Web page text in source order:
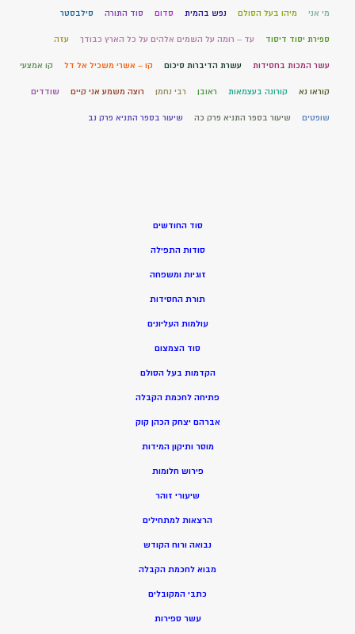
מי אני מיהו בעל הסולם נפש בהמית סדום סוד התורה סילבסטר
ספירת יסוד דיסוד עד – רומה על השמים אלהים על כל הארץ כבודך עזה
עשר המכות בחסידות עשרת הדיברות סיכום קו – אשרי משכיל אל דל קו אמצעי
קוראו נא קורונה בעצמאות ראובן רבי נחמן רוצה משמע אני קיים שודדים
שופטים שיעור בספר התניא פרק כה שיעור בספר התניא פרק נב
סוד החודשים
סודות התפילה
זוגיות ומשפחה
תורת החסידות
עולמות העליונים
סוד הצמצום
הקדמות בעל הסולם
פתיחה לחכמת הקבלה
אברהם יצחק הכהן קוק
מוסר ותיקון המידות
פירוש חלומות
שיעורי זוהר
הרצאות למתחילים
נבואה ורוח הקודש
מבוא לחכמת הקבלה
כתבי המקובלים
עשר ספירות